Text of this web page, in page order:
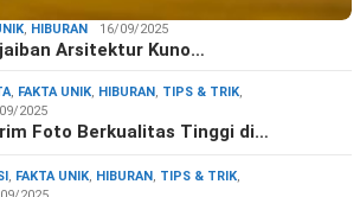
, HIBURAN 16/09/2025
Arsitektur Kuno…
, FAKTA UNIK, HIBURAN, TIPS & TRIK,
2025
Foto Berkualitas Tinggi di…
, FAKTA UNIK, HIBURAN, TIPS & TRIK,